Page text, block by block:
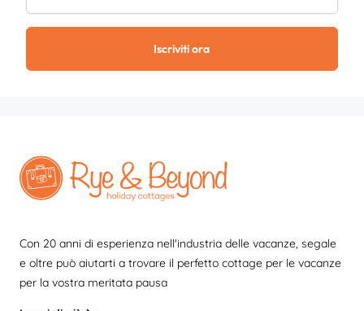
Iscriviti ora
Con 20 anni di esperienza nell'industria delle vacanze, segale
e oltre può aiutarti a trovare il perfetto cottage per le vacanze
per la vostra meritata pausa